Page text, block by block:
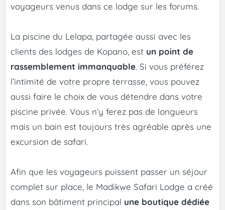
voyageurs venus dans ce lodge sur les forums.
La piscine du Lelapa, partagée aussi avec les
clients des lodges de Kopano, est un point de
rassemblement immanquable. Si vous préférez
l’intimité de votre propre terrasse, vous pouvez
aussi faire le choix de vous détendre dans votre
piscine privée. Vous n’y ferez pas de longueurs
mais un bain est toujours très agréable après une
excursion de safari.
Afin que les voyageurs puissent passer un séjour
complet sur place, le Madikwe Safari Lodge a créé
dans son bâtiment principal une boutique dédiée